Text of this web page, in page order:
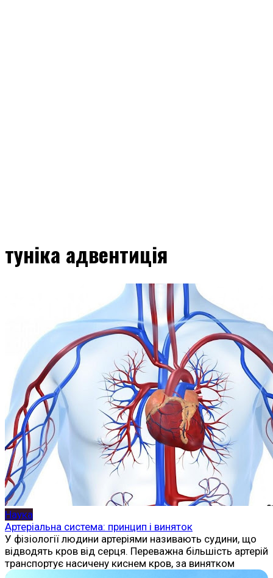
туніка адвентиція
Наука
Артеріальна система: принцип і виняток
У фізіології людини артеріями називають судини, що
відводять кров від серця. Переважна більшість артерій
транспортує насичену киснем кров, за винятком